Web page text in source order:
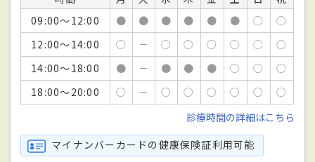
09:00～12:00
● ● ● ● ● ● ○
○
12:00～14:00
○ － ○ ○ ○ ○ ○
○
14:00～18:00
● － ● ● ● ○ ○
○
18:00～20:00
○ － ○ ○ ○ ○ ○
○
診療時間の詳細はこちら
マイナンバーカードの健康保険証利用可能